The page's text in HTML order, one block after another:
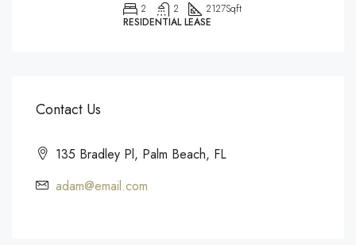
2 2 2127Sqft
RESIDENTIAL LEASE
Contact Us
135 Bradley Pl, Palm Beach, FL
adam@email.com